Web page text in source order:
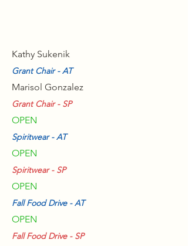
Kathy Sukenik
Grant Chair - AT
Marisol Gonzalez
Grant Chair - SP
OPEN
Spiritwear - AT
OPEN
Spiritwear - SP
OPEN
Fall Food Drive - AT
OPEN
Fall Food Drive - SP